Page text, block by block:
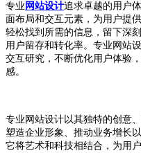
专业 网站设计追求卓越的用户
面布局和交互元素，为用户提
轻松找到所需的信息，留下深
用户留存和转化率。专业网站
交互研究，不断优化用户体验
感。
专业网站设计以其独特的创意
塑造企业形象、推动业务增长
它将艺术和科技相结合，为用